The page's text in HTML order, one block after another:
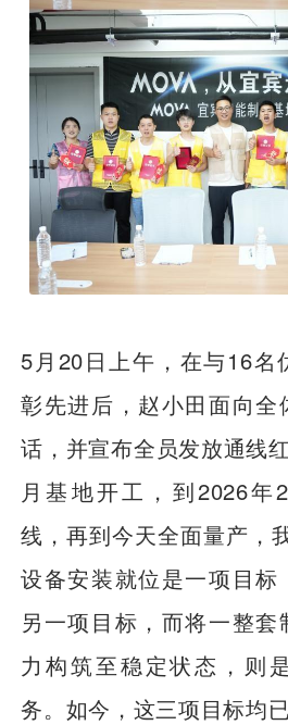
5月20日上午，在与16名
彰先进后，赵小田面向全
话，并宣布全员发放通线
月基地开工，到2026年
线，再到今天全面量产，
设备安装就位是一项目标
另一项目标，而将一整
力构筑至稳定状态，则
务。如今，这三项目标均